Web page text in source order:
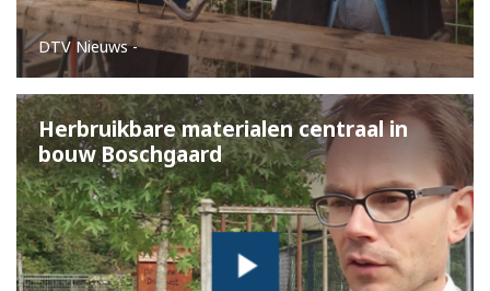
DTV Nieuws-
Herbruikbare materialen centraal in
bouw Boschgaard